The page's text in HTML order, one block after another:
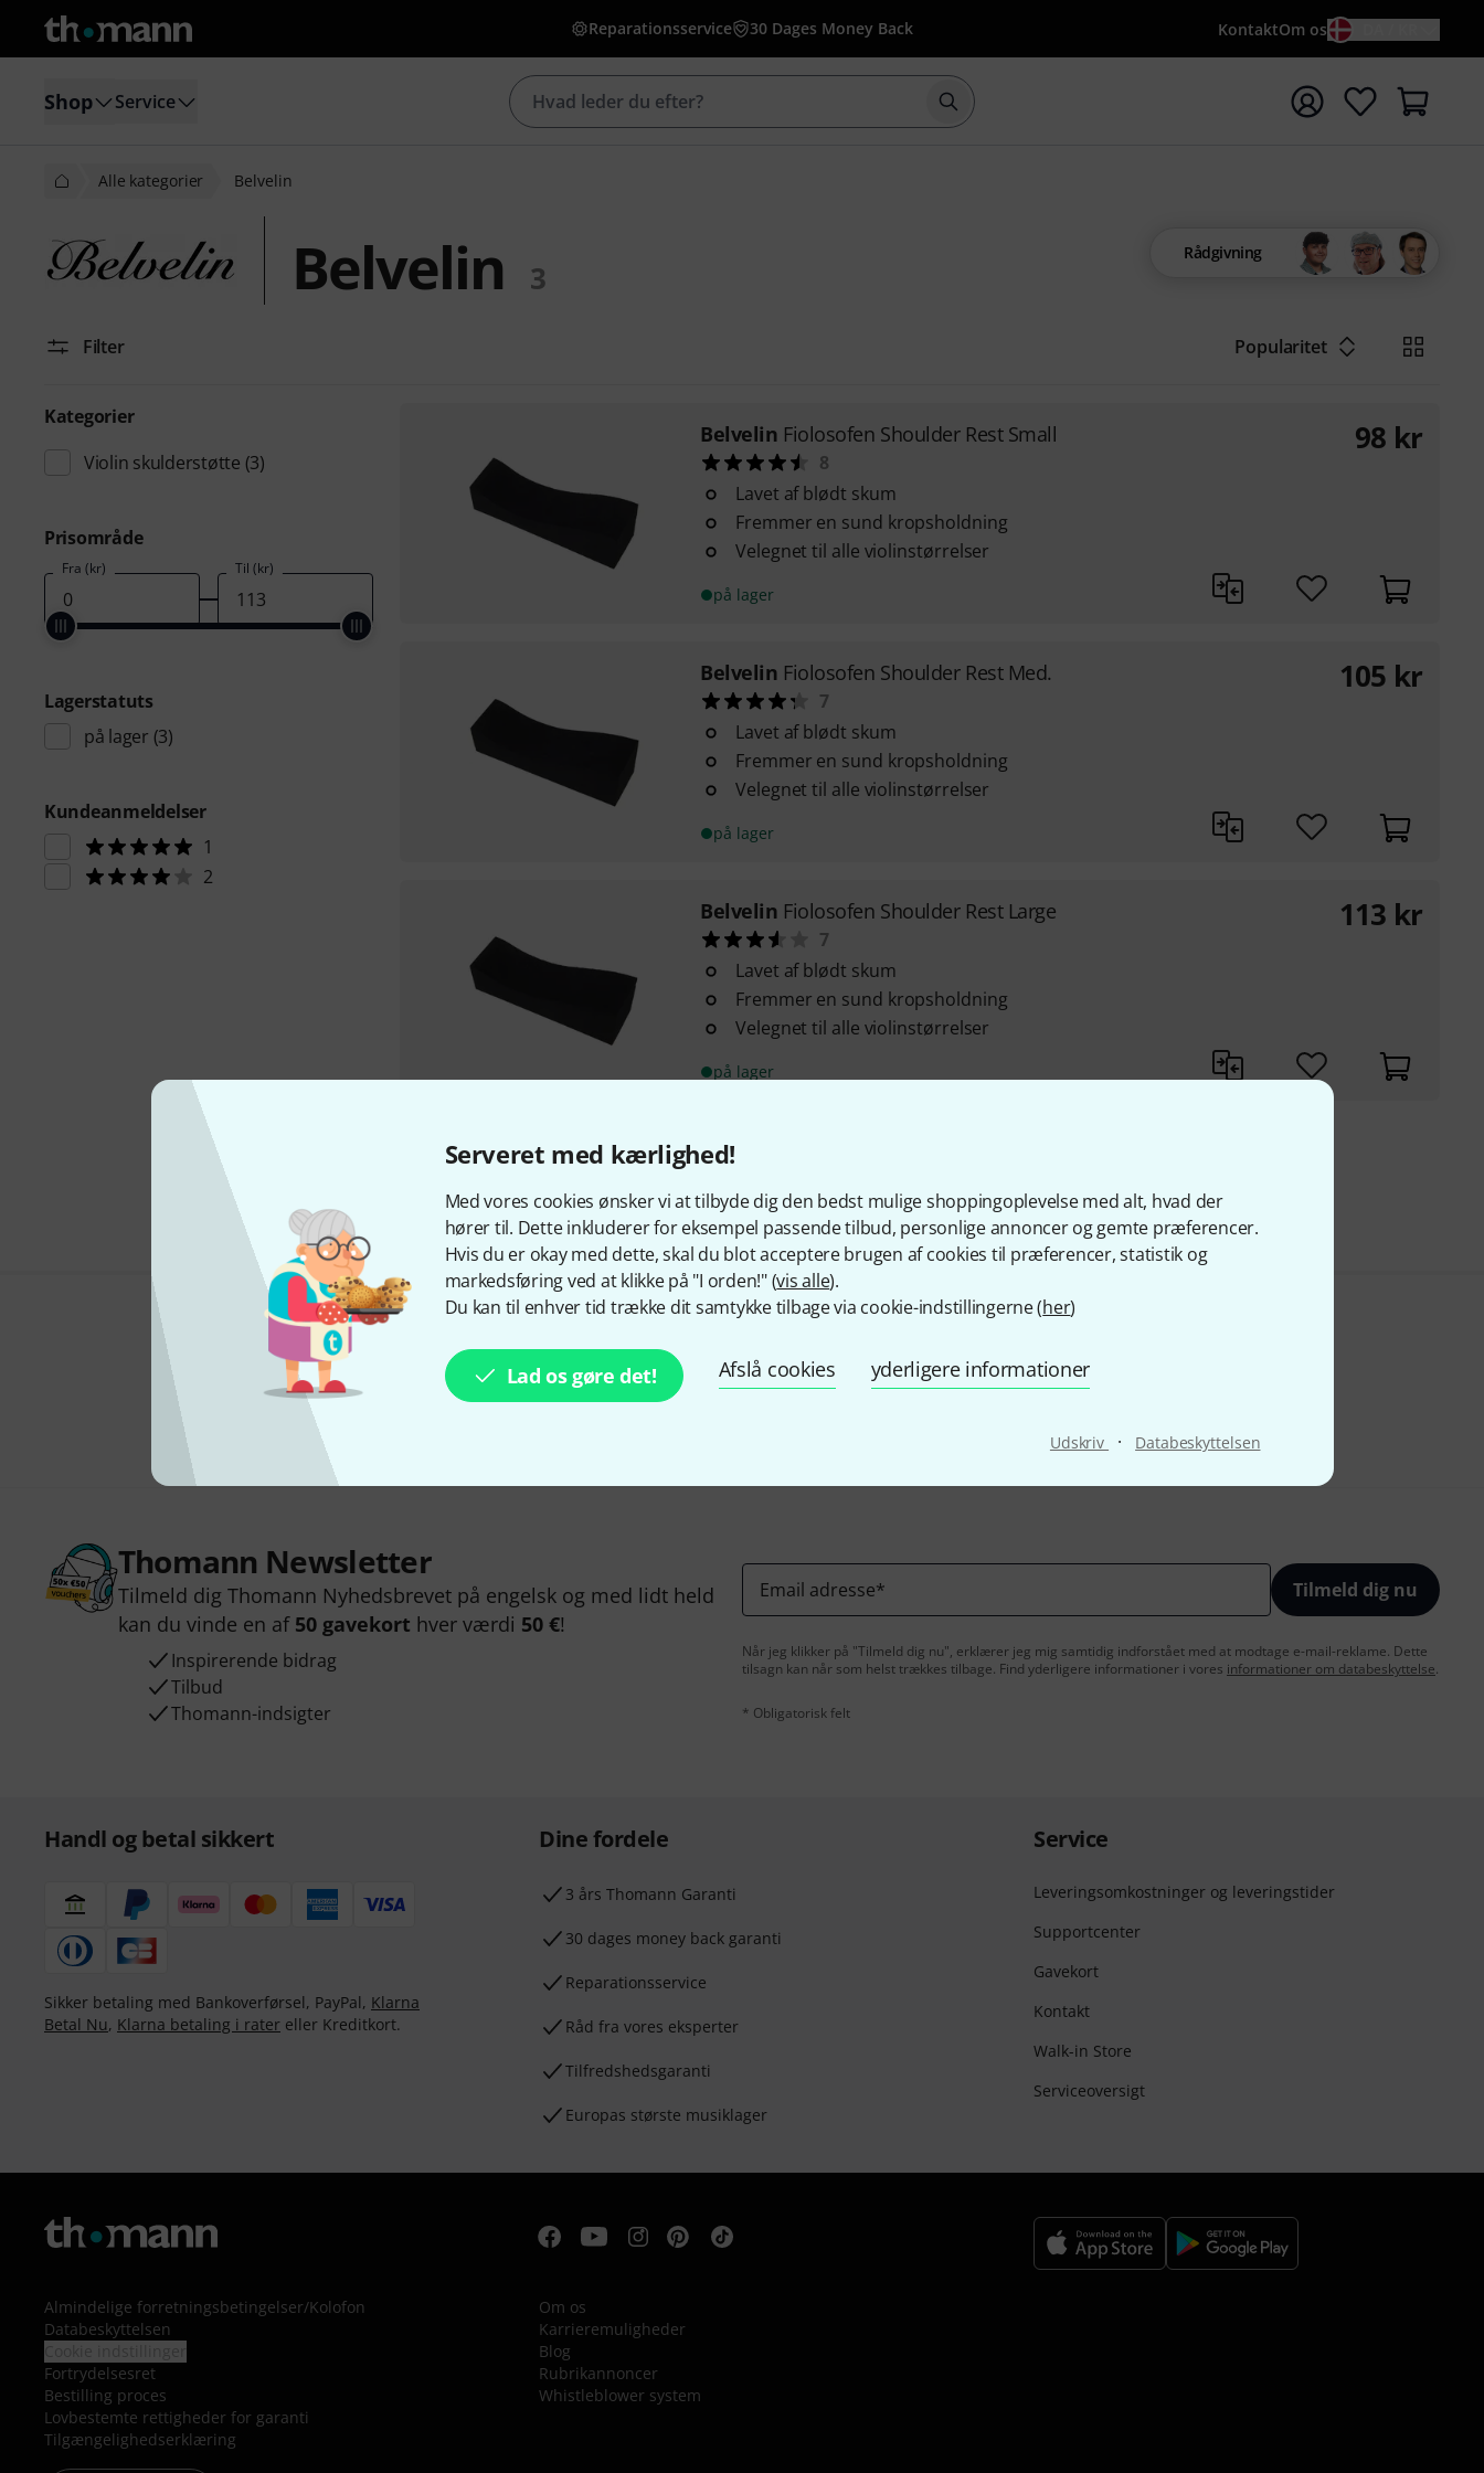
Serveret med kærlighed!
Med vores cookies ønsker vi at tilbyde dig den bedst mulige shoppingoplevelse med alt, hvad der
hører til. Dette inkluderer for eksempel passende tilbud, personlige annoncer og gemte præferencer.
Hvis du er okay med dette, skal du blot acceptere brugen af cookies til præferencer, statistik og
markedsføring ved at klikke på "I orden!" (vis alle).
Du kan til enhver tid trække dit samtykke tilbage via cookie-indstillingerne (her)
Lad os gøre det! Afslå cookies yderligere informationer
Udskriv · Databeskyttelsen
Reparationsservice 30 Dages Money Back KontaktOm os
Shop Service Start søgning med søgeord {searchTerm}
Alle kategorier Belvelin
Belvelin 3
Rådgivning
Filter Popularitet
Kategorier
Violin skulderstøtte (3)
Prisområde
Fra (kr) Til (kr)
Lagerstatuts
på lager (3)
Kundeanmeldelser
1
2
Belvelin Fiolosofen Shoulder Rest Small
8
Lavet af blødt skum
Fremmer en sund kropsholdning
Velegnet til alle violinstørrelser
på lager
98 kr
Belvelin Fiolosofen Shoulder Rest Med.
7
Lavet af blødt skum
Fremmer en sund kropsholdning
Velegnet til alle violinstørrelser
på lager
105 kr
Belvelin Fiolosofen Shoulder Rest Large
7
Lavet af blødt skum
Fremmer en sund kropsholdning
Velegnet til alle violinstørrelser
på lager
113 kr
Kan du lide det du ser?
Del
Thomann Newsletter
Tilmeld dig Thomann Nyhedsbrevet på engelsk og med lidt held
kan du vinde en af 50 gavekort hver værdi 50 €!
Inspirerende bidrag
Tilbud
Thomann-indsigter
Email adresse* Tilmeld dig nu
Når jeg klikker på "Tilmeld dig nu", erklærer jeg mig samtidig indforstået med at modtage e-mail-reklame. Dette
tilsagn kan når som helst trækkes tilbage. Find yderligere informationer i vores informationer om databeskyttelse.
* Obligatorisk felt
Handl og betal sikkert
Sikker betaling med Bankoverførsel, PayPal, Klarna
Betal Nu, Klarna betaling i rater eller Kreditkort.
Dine fordele
3 års Thomann Garanti
30 dages money back garanti
Reparationsservice
Råd fra vores eksperter
Tilfredshedsgaranti
Europas største musiklager
Service
Leveringsomkostninger og leveringstider
Supportcenter
Gavekort
Kontakt
Walk-in Store
Serviceoversigt
Almindelige forretningsbetingelser/Kolofon
Databeskyttelsen
Fortrydelsesret
Bestilling proces
Lovbestemte rettigheder for garanti
Tilgængelighedserklæring
Om os
Karrieremuligheder
Blog
Rubrikannoncer
Whistleblower system